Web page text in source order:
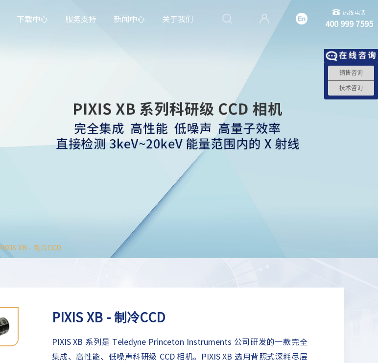
下载中心 服务支持 新闻中心 关于我们
热线电话
400 999 7595
PIXIS XB - 制冷CCD
PIXIS XB - 制冷CCD
PIXIS XB 系列是 Teledyne Princeton Instruments 公司研发的一款完全
集成、高性能、低噪声科研级 CCD 相机。PIXIS XB 选用背照式深耗尽层
销售咨询
技术咨询